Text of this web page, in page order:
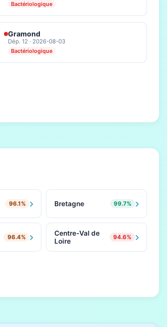
Bactériologique
Gramond
Dép. 12 · 2026-08-03
Bactériologique
96.1% Bretagne 99.7%
96.4%
Centre-Val de
Loire
94.6%